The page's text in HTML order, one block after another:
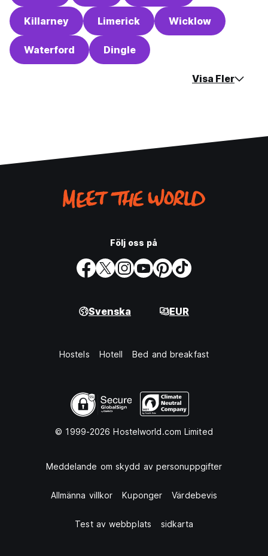
Killarney Limerick Wicklow
Waterford Dingle
Visa Fler
Följ oss på
Svenska EUR
Hostels Hotell Bed and breakfast
© 1999-2026 Hostelworld.com Limited
Meddelande om skydd av personuppgifter
Allmänna villkor Kuponger Värdebevis
Test av webbplats sidkarta